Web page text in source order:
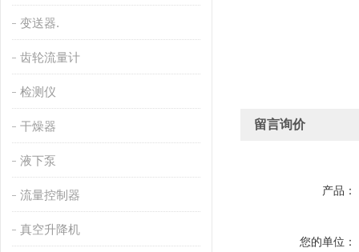
变送器.
齿轮流量计
检测仪
干燥器
液下泵
流量控制器
真空升降机
留言询价
产品：
您的单位：